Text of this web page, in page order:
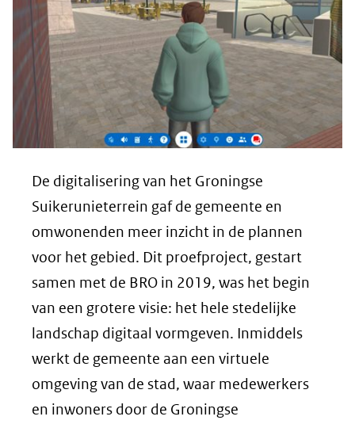
De digitalisering van het Groningse
Suikerunieterrein gaf de gemeente en
omwonenden meer inzicht in de plannen
voor het gebied. Dit proefproject, gestart
samen met de BRO in 2019, was het begin
van een grotere visie: het hele stedelijke
landschap digitaal vormgeven. Inmiddels
werkt de gemeente aan een virtuele
omgeving van de stad, waar medewerkers
en inwoners door de Groningse